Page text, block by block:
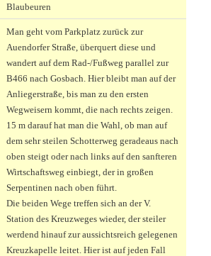
Blaubeuren
Man geht vom Parkplatz zurück zur
Auendorfer Straße, überquert diese und
wandert auf dem Rad-/Fußweg parallel zur
B466 nach Gosbach. Hier bleibt man auf der
Anliegerstraße, bis man zu den ersten
Wegweisern kommt, die nach rechts zeigen.
15 m darauf hat man die Wahl, ob man auf
dem sehr steilen Schotterweg geradeaus nach
oben steigt oder nach links auf den sanfteren
Wirtschaftsweg einbiegt, der in großen
Serpentinen nach oben führt.
Die beiden Wege treffen sich an der V.
Station des Kreuzweges wieder, der steiler
werdend hinauf zur aussichtsreich gelegenen
Kreuzkapelle leitet. Hier ist auf jeden Fall